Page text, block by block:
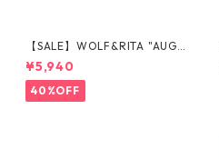
【SALE】WOLF&RITA "AUGU
STO - SHORTS" POWER UP 4
y-12y
¥5,940
40%OFF